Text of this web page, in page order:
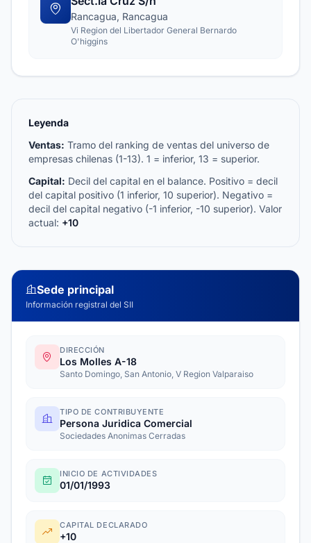
Rancagua, Rancagua
Vi Region del Libertador General Bernardo
O'higgins
Leyenda
Ventas: Tramo del ranking de ventas del universo de
empresas chilenas (1-13). 1 = inferior, 13 = superior.
Capital: Decil del capital en el balance. Positivo = decil
del capital positivo (1 inferior, 10 superior). Negativo =
decil del capital negativo (-1 inferior, -10 superior). Valor
actual: +10
Sede principal
Información registral del SII
DIRECCIÓN
Los Molles A-18
Santo Domingo, San Antonio, V Region Valparaiso
TIPO DE CONTRIBUYENTE
Persona Juridica Comercial
Sociedades Anonimas Cerradas
INICIO DE ACTIVIDADES
01/01/1993
CAPITAL DECLARADO
+10